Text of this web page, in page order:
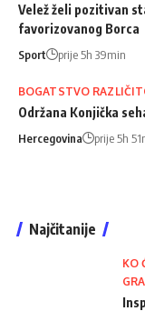
Velež želi pozitivan
favorizovanog Borca
Sport prije 5h 39min
BOGATSTVO
Održana Konjička
Hercegovina prije 5h
Najčitanije
KO